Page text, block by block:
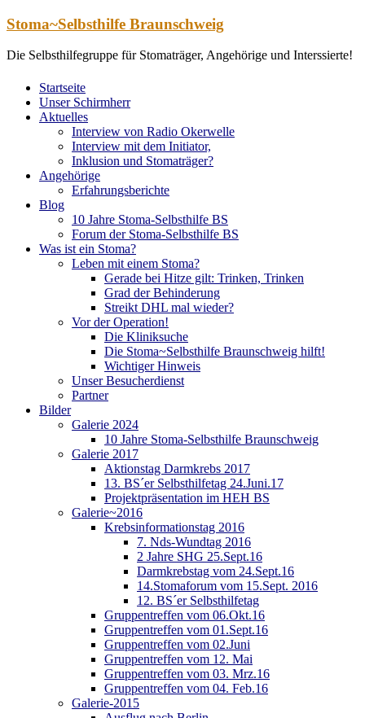
Zum
springen
Stoma~Selbsthilfe Braunschweig
Die Selbsthilfegruppe für Stomaträger, Angehörige und Interssierte!
Startseite
Unser Schirmherr
Aktuelles
Interview von Radio Okerwelle
Interview mit dem Initiator,
Inklusion und Stomaträger?
Angehörige
Erfahrungsberichte
Blog
10 Jahre Stoma-Selbsthilfe BS
Forum der Stoma-Selbsthilfe BS
Was ist ein Stoma?
Leben mit einem Stoma?
Gerade bei Hitze gilt: Trinken, Trinken
Grad der Behinderung
Streikt DHL mal wieder?
Vor der Operation!
Die Kliniksuche
Die Stoma~Selbsthilfe Braunschweig hilft!
Wichtiger Hinweis
Unser Besucherdienst
Partner
Bilder
Galerie 2024
10 Jahre Stoma-Selbsthilfe Braunschweig
Galerie 2017
Aktionstag Darmkrebs 2017
13. BS´er Selbsthilfetag 24.Juni.17
Projektpräsentation im HEH BS
Galerie~2016
Krebsinformationstag 2016
7. Nds-Wundtag 2016
2 Jahre SHG 25.Sept.16
Darmkrebstag vom 24.Sept.16
14.Stomaforum vom 15.Sept. 2016
12. BS´er Selbsthilfetag
Gruppentreffen vom 06.Okt.16
Gruppentreffen vom 01.Sept.16
Gruppentreffen vom 02.Juni
Gruppentreffen vom 12. Mai
Gruppentreffen vom 03. Mrz.16
Gruppentreffen vom 04. Feb.16
Galerie-2015